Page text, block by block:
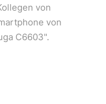
von
von
C6603".